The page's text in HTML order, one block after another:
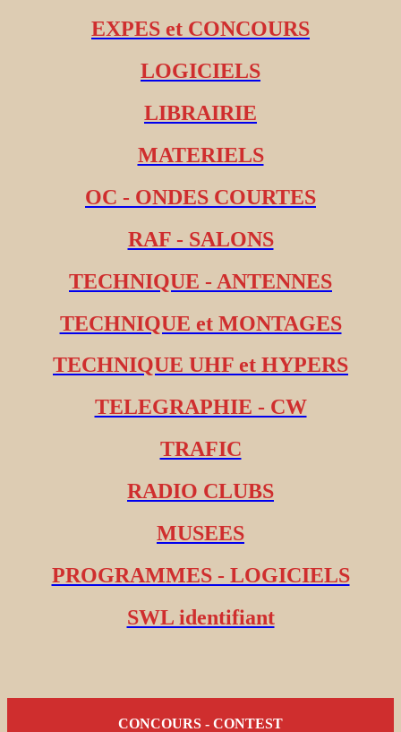
EXPES et CONCOURS
LOGICIELS
LIBRAIRIE
MATERIELS
OC - ONDES COURTES
RAF - SALONS
TECHNIQUE - ANTENNES
TECHNIQUE et MONTAGES
TECHNIQUE UHF et HYPERS
TELEGRAPHIE - CW
TRAFIC
RADIO CLUBS
MUSEES
PROGRAMMES - LOGICIELS
SWL identifiant
CONCOURS - CONTEST